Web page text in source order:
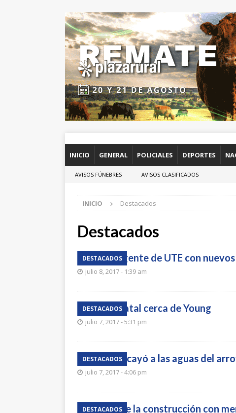
INICIO GENERAL POLICIALES DEPORTES
AVISOS FÚNEBRES AVISOS CLASIFICADOS
INICIO Destacados
Destacados
DESTACADOS
Plan Inteligente de UTE con
julio 8, 2017 - 1:39 am
DESTACADOS
Siniestro fatal cerca de Young
julio 7, 2017 - 5:31 pm
DESTACADOS
Automóvil cayó a las aguas del
julio 7, 2017 - 4:06 pm
DESTACADOS
Industria de la construcción con